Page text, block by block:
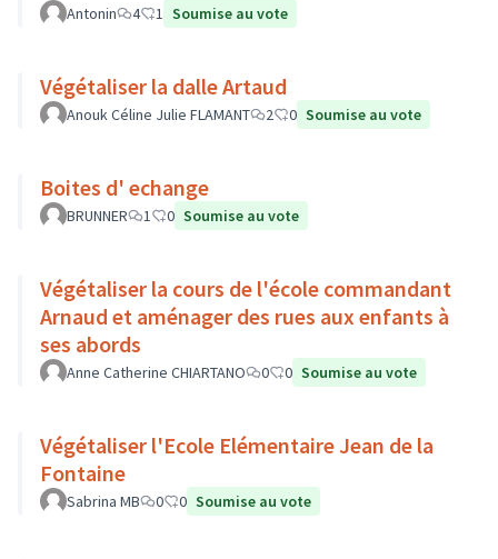
Antonin 4 1 Soumise au vote
Végétaliser la dalle Artaud
Anouk Céline Julie FLAMANT 2 0 Soumise au vote
Boites d' echange
BRUNNER 1 0 Soumise au vote
Végétaliser la cours de l'école commandant
Arnaud et aménager des rues aux enfants à
ses abords
Anne Catherine CHIARTANO 0 0 Soumise au vote
Végétaliser l'Ecole Elémentaire Jean de la
Fontaine
Sabrina MB 0 0 Soumise au vote